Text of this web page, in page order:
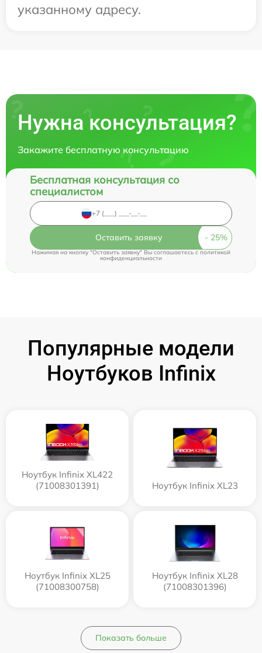
указанному адресу.
Нужна консультация?
Закажите бесплатную консультацию
Бесплатная консультация со
специалистом
Оставить заявку
Нажимая на кнопку "Оставить заявку" Вы соглашаетесь cполитикой
конфиденциальности
Популярные модели
Ноутбуков Infinix
Ноутбук Infinix XL422
(71008301391)
Ноутбук Infinix XL23
Ноутбук Infinix XL25
(71008300758)
Ноутбук Infinix XL28
(71008301396)
Показать больше